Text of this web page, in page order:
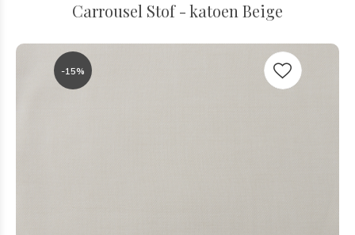
Carrousel Stof - katoen Beige
-15%